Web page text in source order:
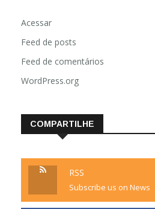
Acessar
Feed de posts
Feed de comentários
WordPress.org
COMPARTILHE
RSS
Subscribe us on News